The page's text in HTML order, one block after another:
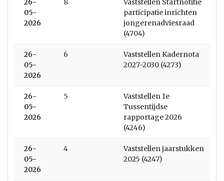
26-
05-
2026
8
Vaststellen Startnotitie
participatie inrichten
jongerenadviesraad
(4704)
26-
05-
2026
6
Vaststellen Kadernota
2027-2030 (4273)
26-
05-
2026
5
Vaststellen 1e
Tussentijdse
rapportage 2026
(4246)
26-
05-
2026
4
Vaststellen jaarstukken
2025 (4247)